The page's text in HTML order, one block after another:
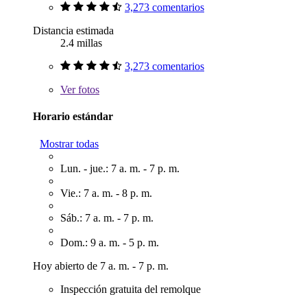
3,273 comentarios
Distancia estimada
2.4 millas
3,273 comentarios
Verfotos
Horario estándar
Mostrar todas
Lun. - jue.: 7 a. m. - 7 p. m.
Vie.: 7 a. m. - 8 p. m.
Sáb.: 7 a. m. - 7 p. m.
Dom.: 9 a. m. - 5 p. m.
Hoy abierto de 7 a. m. - 7 p. m.
Inspección gratuita del remolque